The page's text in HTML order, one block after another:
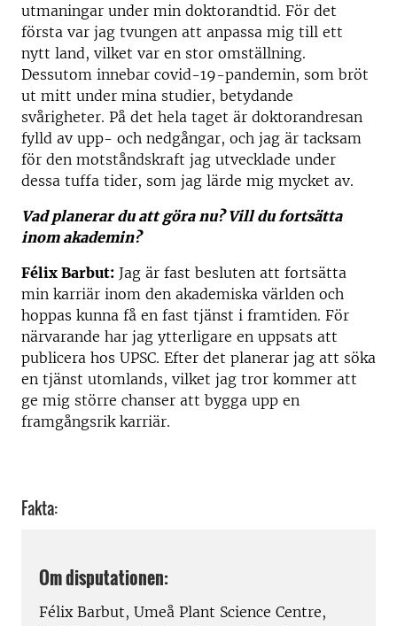
utmaningar under min doktorandtid. För det
första var jag tvungen att anpassa mig till ett
nytt land, vilket var en stor omställning.
Dessutom innebar covid-19-pandemin, som bröt
ut mitt under mina studier, betydande
svårigheter. På det hela taget är doktorandresan
fylld av upp- och nedgångar, och jag är tacksam
för den motståndskraft jag utvecklade under
dessa tuffa tider, som jag lärde mig mycket av.
Vad planerar du att göra nu? Vill du fortsätta
inom akademin?
Félix Barbut: Jag är fast besluten att fortsätta
min karriär inom den akademiska världen och
hoppas kunna få en fast tjänst i framtiden. För
närvarande har jag ytterligare en uppsats att
publicera hos UPSC. Efter det planerar jag att söka
en tjänst utomlands, vilket jag tror kommer att
ge mig större chanser att bygga upp en
framgångsrik karriär.
Fakta:
Om disputationen:
Félix Barbut, Umeå Plant Science Centre,